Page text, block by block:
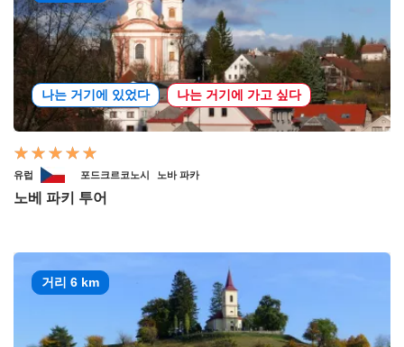
나는 거기에 있었다 나는 거기에 가고 싶다
유럽 포드크르코노시 노바 파카
노베 파키 투어
거리 6 km